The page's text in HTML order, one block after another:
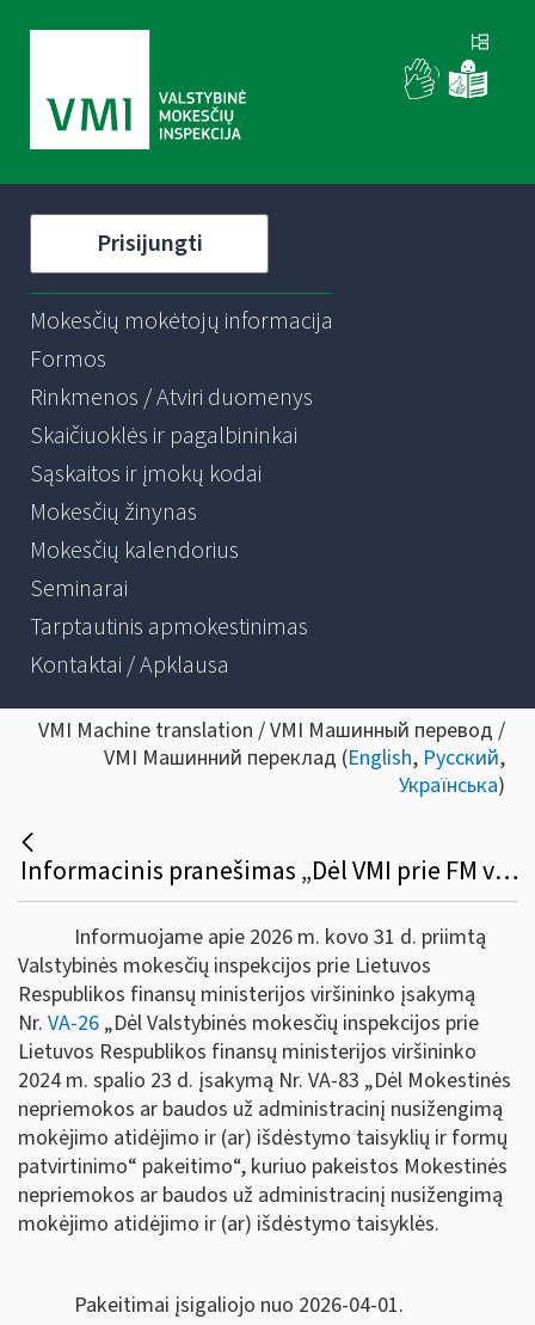
Prisijungti
Mokesčių mokėtojų informacija
Formos
Rinkmenos / Atviri duomenys
Skaičiuoklės ir pagalbininkai
Sąskaitos ir įmokų kodai
Mokesčių žinynas
Mokesčių kalendorius
Seminarai
Tarptautinis apmokestinimas
Kontaktai / Apklausa
VMI Machine translation / VMI Машинный перевод /
VMI Машинний переклад (English, Русский,
Українська)
Informacinis pranešimas „Dėl VMI prie FM viršininko 2024 m. spalio 23 d. įsakymo Nr. VA-83 „Dėl Mokestinės nepriemokos ar baudos už administracinį nusižengimą mokėjimo atidėjimo ir (ar) išdėstymo taisyklių ir formų patvirtinimo“ pakeitimo“
Informuojame apie 2026 m. kovo 31 d. priimtą
Valstybinės mokesčių inspekcijos prie Lietuvos
Respublikos finansų ministerijos viršininko įsakymą
Nr. VA-26 „Dėl Valstybinės mokesčių inspekcijos prie
Lietuvos Respublikos finansų ministerijos viršininko
2024 m. spalio 23 d. įsakymą Nr. VA-83 „Dėl Mokestinės
nepriemokos ar baudos už administracinį nusižengimą
mokėjimo atidėjimo ir (ar) išdėstymo taisyklių ir formų
patvirtinimo“ pakeitimo“, kuriuo pakeistos Mokestinės
nepriemokos ar baudos už administracinį nusižengimą
mokėjimo atidėjimo ir (ar) išdėstymo taisyklės.
Pakeitimai įsigaliojo nuo 2026-04-01.